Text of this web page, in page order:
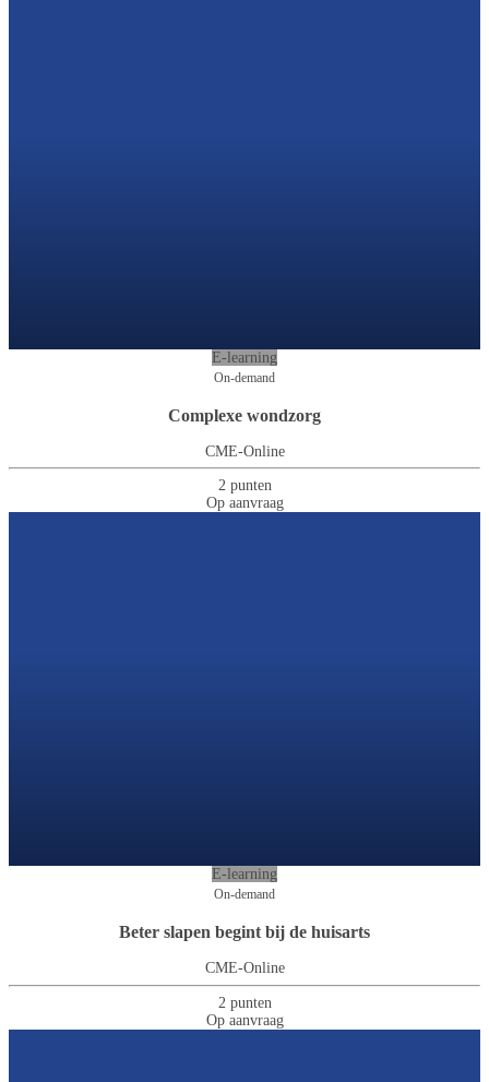
E-learning
On-demand
Complexe wondzorg
CME-Online
2 punten
Op aanvraag
E-learning
On-demand
Beter slapen begint bij de huisarts
CME-Online
2 punten
Op aanvraag